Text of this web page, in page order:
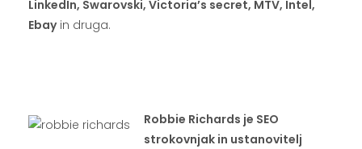
LinkedIn, Swarovski, Victoria’s secret, MTV, Intel,
Ebayin druga.
Robbie Richards je SEO
strokovnjak in ustanovitelj